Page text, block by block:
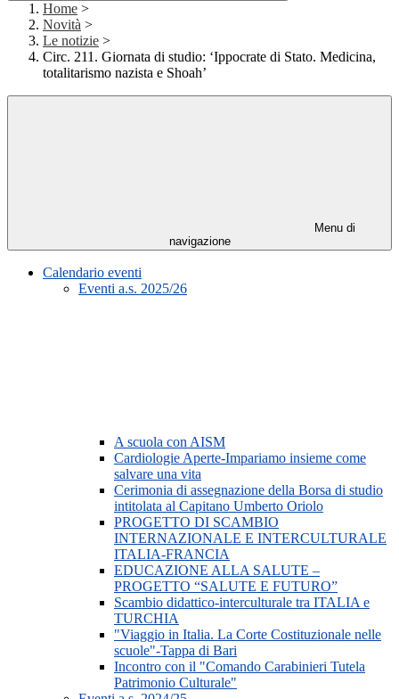
Home >
Novità >
Le notizie >
Circ. 211. Giornata di studio: ‘Ippocrate di Stato. Medicina,
totalitarismo nazista e Shoah’
Menu di
navigazione
Calendario eventi
Eventi a.s. 2025/26
A scuola con AISM
Cardiologie Aperte-Impariamo insieme come
salvare una vita
Cerimonia di assegnazione della Borsa di studio
intitolata al Capitano Umberto Oriolo
PROGETTO DI SCAMBIO
INTERNAZIONALE E INTERCULTURALE
ITALIA-FRANCIA
EDUCAZIONE ALLA SALUTE –
PROGETTO “SALUTE E FUTURO”
Scambio didattico-interculturale tra ITALIA e
TURCHIA
"Viaggio in Italia. La Corte Costituzionale nelle
scuole"-Tappa di Bari
Incontro con il "Comando Carabinieri Tutela
Patrimonio Culturale"